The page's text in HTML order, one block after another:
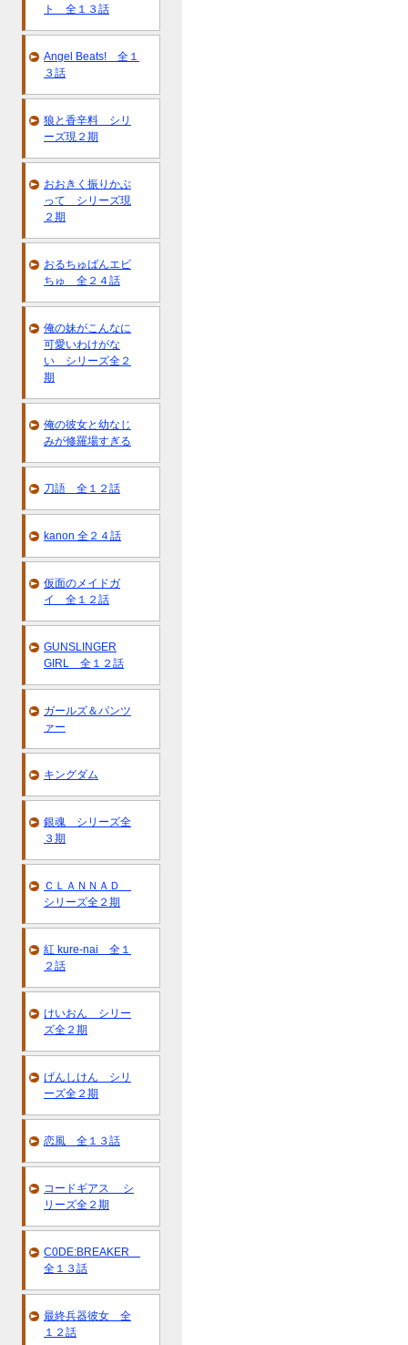
ト 全１３話
Angel Beats! 全１
３話
狼と香辛料 シリ
ーズ現２期
おおきく振りかぶ
って シリーズ現
２期
おるちゅばんエビ
ちゅ 全２４話
俺の妹がこんなに
可愛いわけがな
い シリーズ全２
期
俺の彼女と幼なじ
みが修羅場すぎる
刀語 全１２話
kanon 全２４話
仮面のメイドガ
イ 全１２話
GUNSLINGER
GIRL 全１２話
ガールズ＆パンツ
ァー
キングダム
銀魂 シリーズ全
３期
ＣＬＡＮＮＡＤ
シリーズ全２期
紅 kure-nai 全１
２話
けいおん シリー
ズ全２期
げんしけん シリ
ーズ全２期
恋風 全１３話
コードギアス シ
リーズ全２期
C0DE:BREAKER
全１３話
最終兵器彼女 全
１２話